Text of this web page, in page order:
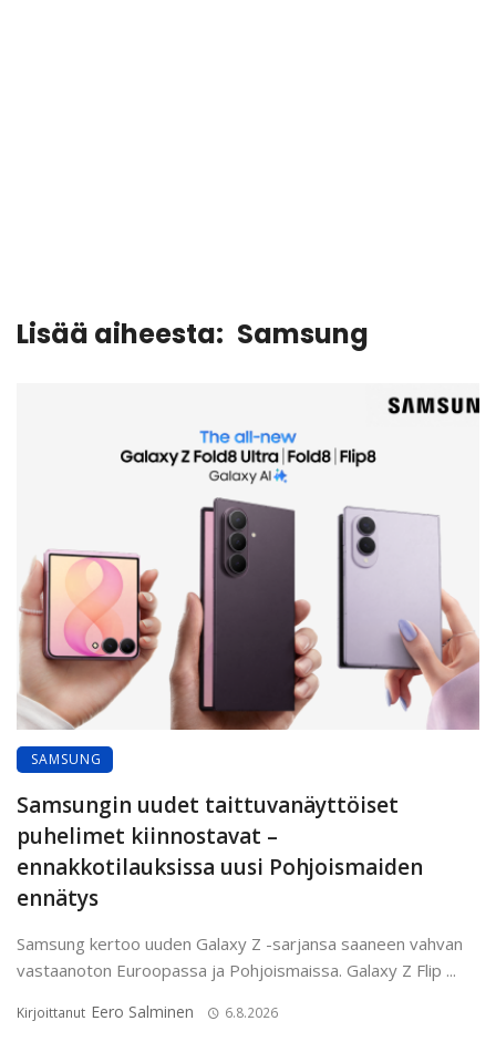
Lisää aiheesta: Samsung
SAMSUNG
Samsungin uudet taittuvanäyttöiset
puhelimet kiinnostavat –
ennakkotilauksissa uusi Pohjoismaiden
ennätys
Samsung kertoo uuden Galaxy Z -sarjansa saaneen vahvan
vastaanoton Euroopassa ja Pohjoismaissa. Galaxy Z Flip ...
Kirjoittanut Eero Salminen 6.8.2026